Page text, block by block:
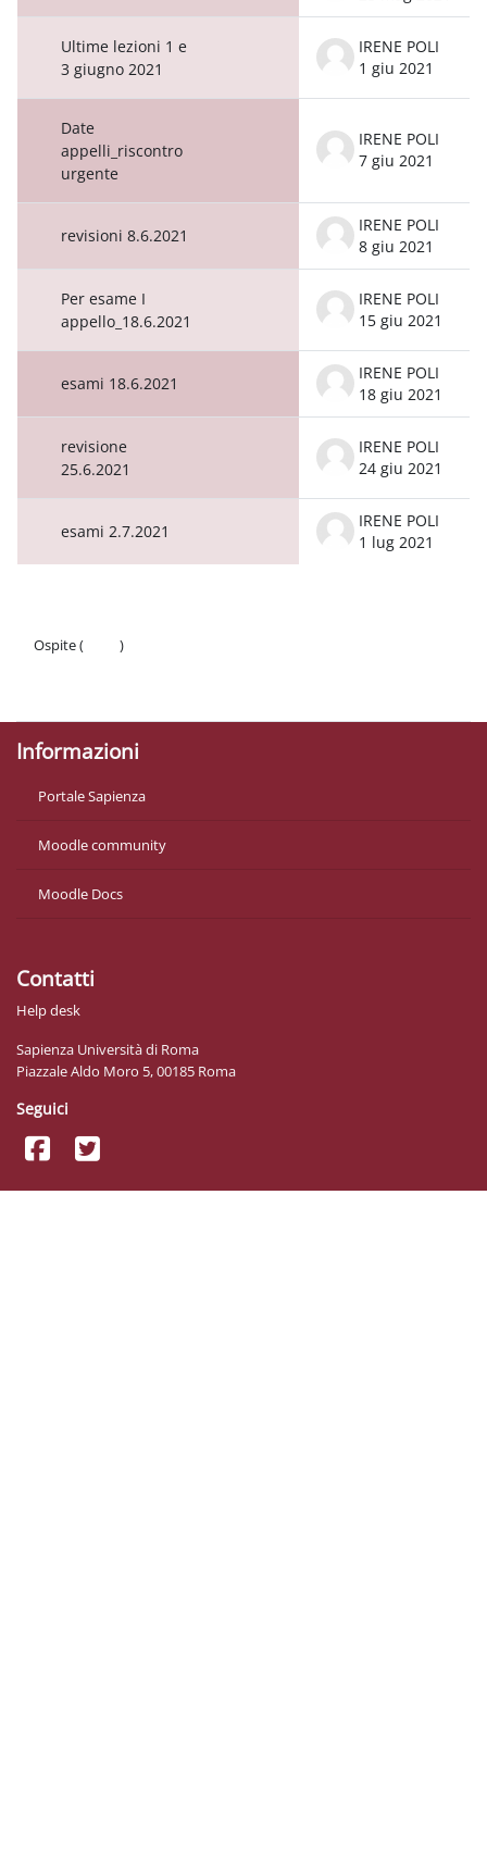
Ultime lezioni 1 e
3 giugno 2021
IRENE POLI
1 giu 2021
Date
appelli_riscontro
urgente
IRENE POLI
7 giu 2021
revisioni 8.6.2021
IRENE POLI
8 giu 2021
Per esame I
appello_18.6.2021
IRENE POLI
15 giu 2021
esami 18.6.2021
IRENE POLI
18 giu 2021
revisione
25.6.2021
IRENE POLI
24 giu 2021
esami 2.7.2021
IRENE POLI
1 lug 2021
Ospite (
)
Informazioni
Portale Sapienza
Moodle community
Moodle Docs
Contatti
Help desk
Sapienza Università di Roma
Piazzale Aldo Moro 5, 00185 Roma
Seguici